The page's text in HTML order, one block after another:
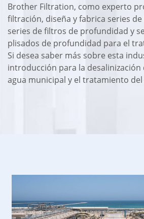
Brother Filtration, como experto
filtración, diseña y fabrica series
series de filtros de profundidad y
plisados de profundidad para el
Si desea saber más sobre esta
introducción para la desalinización
agua municipal y el tratamiento